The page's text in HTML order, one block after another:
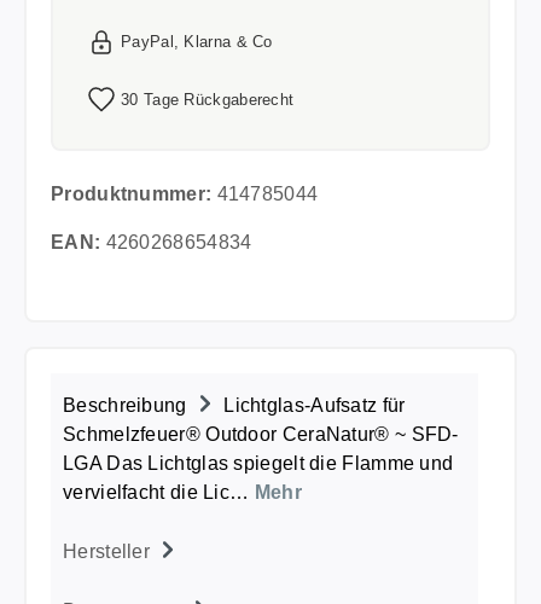
PayPal, Klarna & Co
30 Tage Rückgaberecht
Produktnummer: 414785044
EAN: 4260268654834
Beschreibung
Lichtglas-Aufsatz für
Schmelzfeuer® Outdoor CeraNatur® ~ SFD-
LGA Das Lichtglas spiegelt die Flamme und
vervielfacht die Lic… Mehr
Hersteller